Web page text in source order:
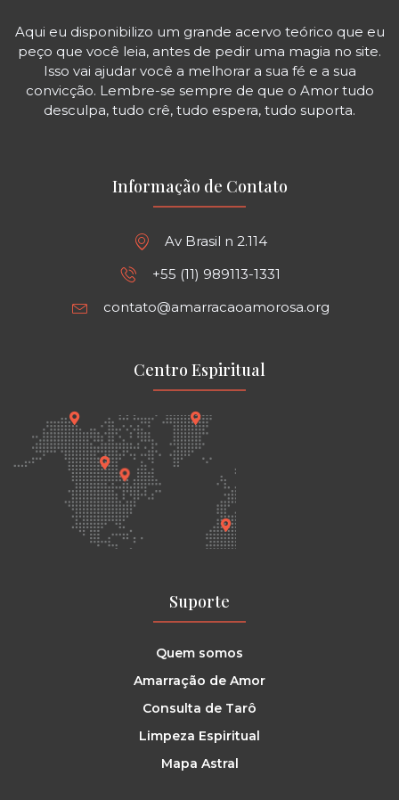
Aqui eu disponibilizo um grande acervo teórico que eu
peço que você leia, antes de pedir uma magia no site.
Isso vai ajudar você a melhorar a sua fé e a sua
convicção. Lembre-se sempre de que o Amor tudo
desculpa, tudo crê, tudo espera, tudo suporta.
Informação de Contato
Av Brasil n 2.114
+55 (11) 989113-1331
contato@amarracaoamorosa.org
Centro Espiritual
Suporte
Quem somos
Amarração de Amor
Consulta de Tarô
Limpeza Espiritual
Mapa Astral